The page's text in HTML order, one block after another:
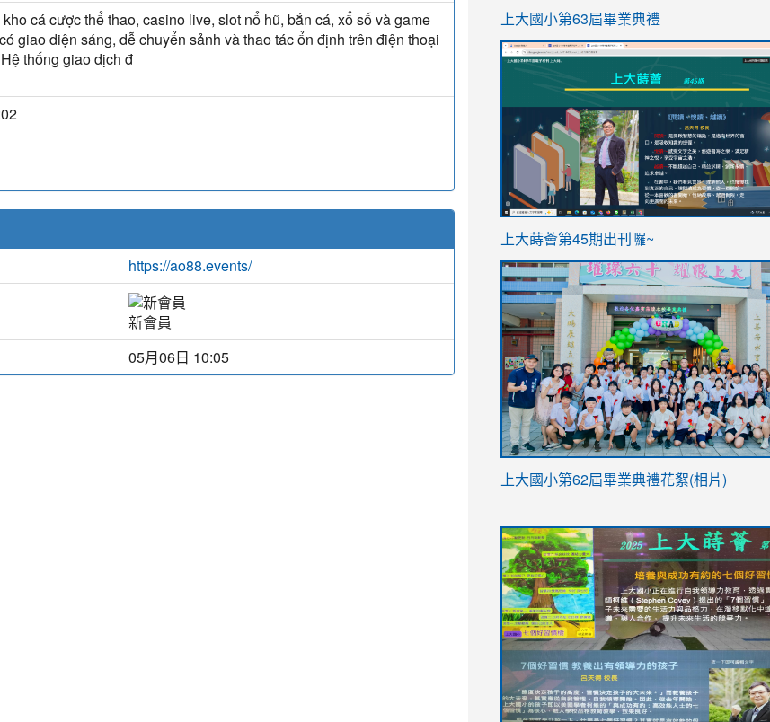
cá cược thể thao, casino live, slot nổ hũ, bắn cá, xổ số và game
giao diện sáng, dễ chuyển sảnh và thao tác ổn định trên điện thoại
thống giao dịch đ
https://ao88.events/
新會員
05月06日 10:05
link
https://sites.google.com/stes.tyc.edu.tw/
上大國小第63屆畢業典禮
link
ink
https://sites.google.com/stes.tyc.edu.tw/
link
https://sites.google.com/stes.tyc.edu.tw/
上大蒔薈第45期出刊囉~
link
YfDQppRvyMk686kIw6SBbssEIZ6WnT/
usp=sharing
上大國小第62屆畢業典禮花絮(相片)
to
https://drive.google.com/file/d/1I-
YfDQppRvyMk686kIw6SBbssEIZ6WnT/
usp=sharing
to
https://sites.google.com/stes.tyc.edu.tw/